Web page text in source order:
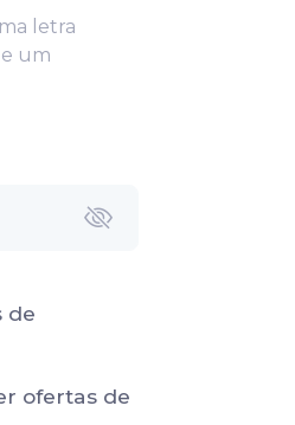
letra
um
de
ofertas de